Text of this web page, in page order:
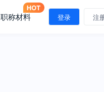
职称材料 登录 注